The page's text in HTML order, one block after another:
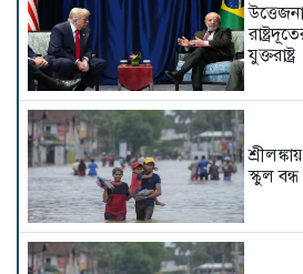
যুক্তরাষ্ট্র
স্কুল